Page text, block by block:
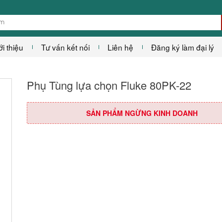
thiệu Tư vấn kết nối Liên hệ Đăng ký làm đại lý
Phụ Tùng lựa chọn Fluke 80PK-22
SẢN PHẨM NGỪNG KINH DOANH